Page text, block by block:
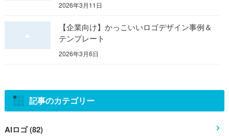
2026年3月11日
【企業向け】かっこいいロゴデザイン事例＆
テンプレート
2026年3月6日
記事のカテゴリー
AIロゴ (82)